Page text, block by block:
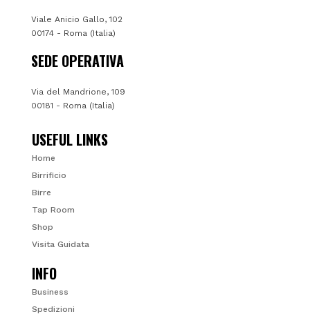
Viale Anicio Gallo, 102
00174 - Roma (Italia)
SEDE OPERATIVA
Via del Mandrione, 109
00181 - Roma (Italia)
USEFUL LINKS
Home
Birrificio
Birre
Tap Room
Shop
Visita Guidata
INFO
Business
Spedizioni